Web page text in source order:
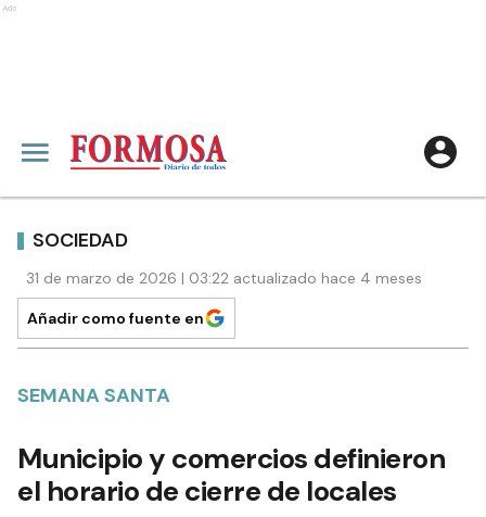
Ads
SOCIEDAD
31 de marzo de 2026 | 03:22 actualizado hace 4 meses
Añadir como fuente en
SEMANA SANTA
Municipio y comercios definieron
el horario de cierre de locales